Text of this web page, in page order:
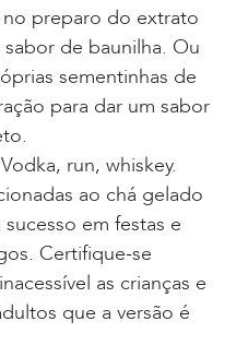
no preparo do extrato
de baunilha. Ou
sementinhas de
para dar um sabor
Vodka, run, whiskey.
ao chá gelado
em festas e
Certifique-se
as crianças e
que a versão é